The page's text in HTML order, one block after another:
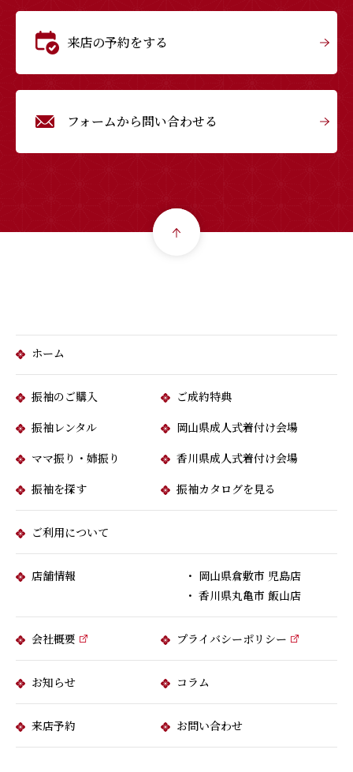
来店の予約をする
フォームから問い合わせる
ホーム
振袖のご購入
ご成約特典
振袖レンタル
岡山県成人式着付け会場
ママ振り・姉振り
香川県成人式着付け会場
振袖を探す
振袖カタログを見る
ご利用について
店舗情報
・ 岡山県倉敷市 児島店
・ 香川県丸亀市 飯山店
会社概要 プライバシーポリシー
お知らせ コラム
来店予約 お問い合わせ